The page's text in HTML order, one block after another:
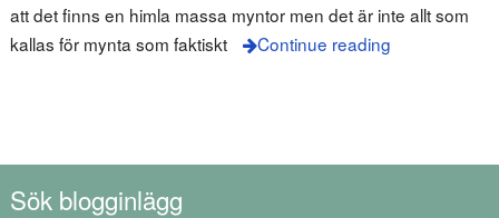
att det finns en himla massa myntor men det är inte allt som
kallas för mynta som faktiskt
Continue reading
Sök blogginlägg